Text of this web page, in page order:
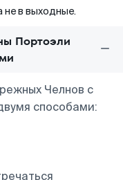
не в выходные.
Портоэли
Челнов с
способами: